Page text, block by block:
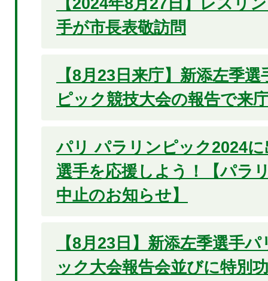
手が市長表敬訪問
【8月23日来庁】新添左季
ピック競技大会の報告で来
パリ パラリンピック2024
選手を応援しよう！【パラ
中止のお知らせ】
【8月23日】新添左季選手
ック大会報告会並びに特別